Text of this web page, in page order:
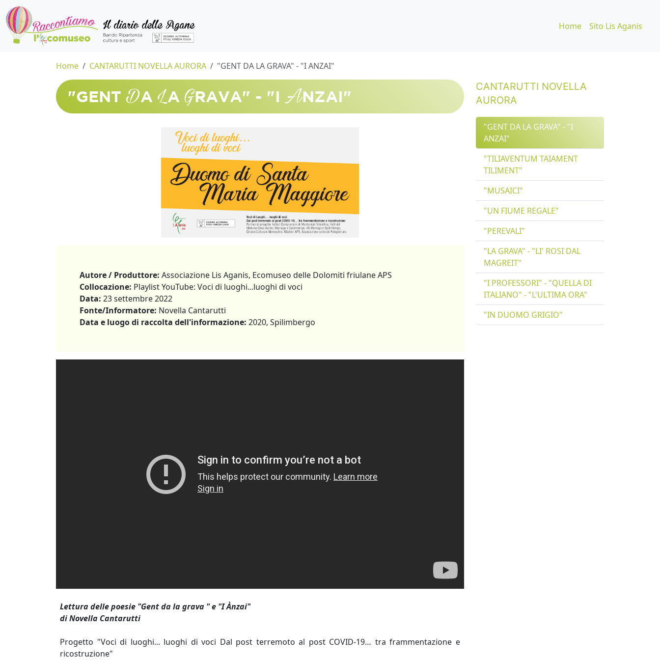
Home Sito Lis Aganis
Home CANTARUTTI NOVELLA AURORA "GENT DA LA GRAVA" - "I ANZAI"
"GENT DA LA G RAVA" - "I ANZAI"
Autore / Produttore: Associazione Lis Aganis, Ecomuseo delle Dolomiti friulane APS
Collocazione: Playlist YouTube: Voci di luoghi...luoghi di voci
Data: 23 settembre 2022
Fonte/Informatore: Novella Cantarutti
Data e luogo di raccolta dell'informazione: 2020, Spilimbergo
Lettura delle poesie "Gent da la grava " e "I Ànzai"
di Novella Cantarutti
Progetto "Voci di luoghi... luoghi di voci Dal post terremoto al post COVID-19… tra frammentazione e
ricostruzione"
CANTARUTTI NOVELLA
AURORA
"GENT DA LA GRAVA" - "I
ANZAI"
"TILIAVENTUM TAIAMENT
TILIMENT"
"MUSAICI"
"UN FIUME REGALE"
"PEREVALI"
"LA GRAVA" - "LI' ROSI DAL
MAGREIT"
"I PROFESSORI" - "QUELLA DI
ITALIANO" - "L'ULTIMA ORA"
"IN DUOMO GRIGIO"